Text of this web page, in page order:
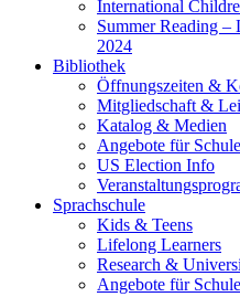
International
Summer Reading
2024
Bibliothek
Öffnungszeiten &
Mitgliedschaft &
Katalog & Medien
Angebote für
US Election Info
Sprachschule
Kids & Teens
Lifelong Learners
Research &
Angebote für